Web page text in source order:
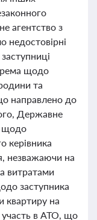
агентство з
недостовірні
щодо
та
направлено до
Державне
щодо
керівника
незважаючи на
витратами
заступника
квартиру на
участь в АТО, що